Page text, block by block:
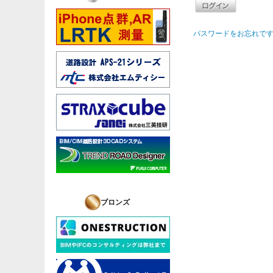
ブロンズ
パスワードをお忘れで